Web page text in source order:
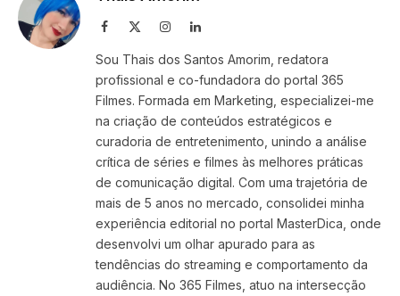
Facebook InstagramLinkedIn
Sou Thais dos Santos Amorim, redatora
profissional e co-fundadora do portal 365
Filmes. Formada em Marketing, especializei-me
na criação de conteúdos estratégicos e
curadoria de entretenimento, unindo a análise
crítica de séries e filmes às melhores práticas
de comunicação digital. Com uma trajetória de
mais de 5 anos no mercado, consolidei minha
experiência editorial no portal MasterDica, onde
desenvolvi um olhar apurado para as
tendências do streaming e comportamento da
audiência. No 365 Filmes, atuo na intersecção